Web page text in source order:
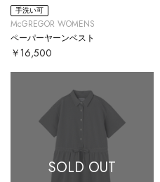
手洗い可
McGREGOR WOMENS
ペーパーヤーンベスト
￥16,500
SOLD OUT